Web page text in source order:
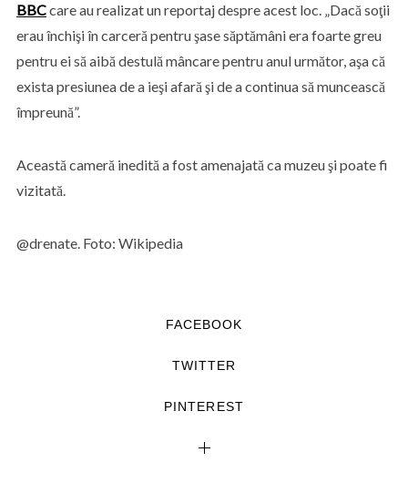
BBCcare au realizat un reportaj despre acest loc. „Dacă soţii
erau închişi în carceră pentru şase săptămâni era foarte greu
pentru ei să aibă destulă mâncare pentru anul următor, aşa că
exista presiunea de a ieşi afară şi de a continua să muncească
împreună”.
Această cameră inedită a fost amenajată ca muzeu şi poate fi
vizitată.
@drenate. Foto: Wikipedia
FACEBOOK
TWITTER
PINTEREST